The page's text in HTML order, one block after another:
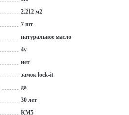
2.212 м2
7 шт
натуральное масло
4v
нет
замок lock-it
да
30 лет
КМ5